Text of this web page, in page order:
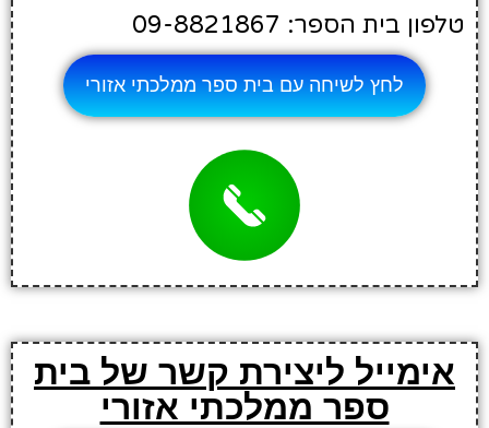
טלפון בית הספר: 09-8821867
לחץ לשיחה עם בית ספר ממלכתי אזורי
אימייל ליצירת קשר של בית
ספר ממלכתי אזורי